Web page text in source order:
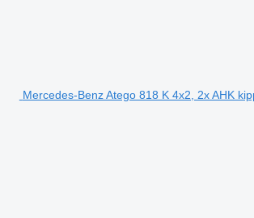
Mercedes-Benz Atego 818 K 4x2, 2x AHK